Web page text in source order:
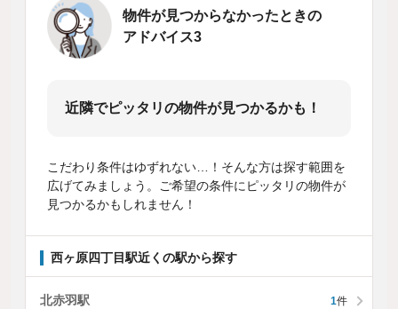
物件が見つからなかったときの
アドバイス3
近隣でピッタリの物件が見つかるかも！
こだわり条件はゆずれない…！そんな方は探す範囲を
広げてみましょう。ご希望の条件にピッタリの物件が
見つかるかもしれません！
西ヶ原四丁目駅近くの駅から探す
北赤羽駅 1件